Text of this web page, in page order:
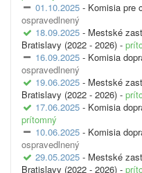
01.10.2025 - Komisia pre
ospravedlnený
18.09.2025 - Mestské
Bratislavy (2022 - 2026) -
16.09.2025 - Komisia
ospravedlnený
19.06.2025 - Mestské
Bratislavy (2022 - 2026) -
17.06.2025 - Komisia
prítomný
10.06.2025 - Komisia
ospravedlnený
29.05.2025 - Mestské
Bratislavy (2022 - 2026) -